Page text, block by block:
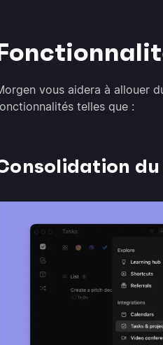
vous aidera à allouer
telles que :